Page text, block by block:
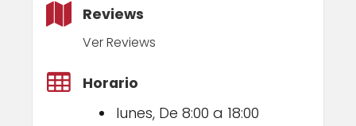
Reviews
Ver Reviews
Horario
lunes, De 8:00 a 18:00